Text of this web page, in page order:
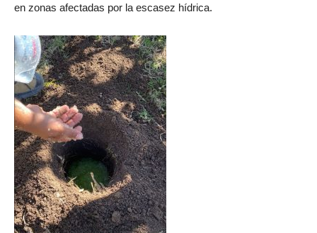
en zonas afectadas por la escasez hídrica.